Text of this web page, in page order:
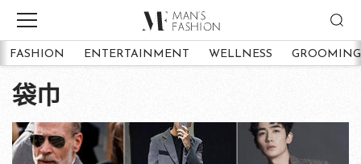
FASHION ENTERTAINMENT WELLNESS GROOMING
袋巾